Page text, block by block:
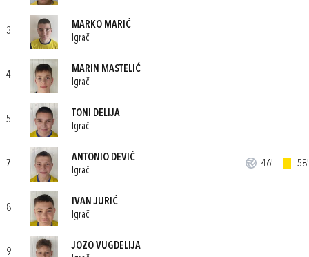
3
MARKO MARIĆ
Igrač
4
MARIN MASTELIĆ
Igrač
5
TONI DELIJA
Igrač
7
ANTONIO DEVIĆ
Igrač
46' 58'
8
IVAN JURIĆ
Igrač
9
JOZO VUGDELIJA